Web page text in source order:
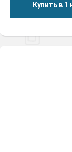
Купить в 1